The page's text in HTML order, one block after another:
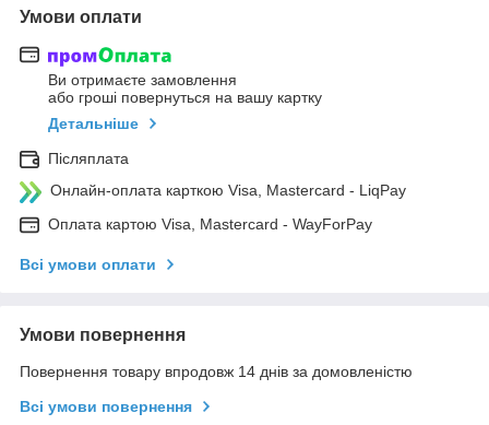
Умови оплати
Ви отримаєте замовлення
або гроші повернуться на вашу картку
Детальніше
Післяплата
Онлайн-оплата карткою Visa, Mastercard - LiqPay
Оплата картою Visa, Mastercard - WayForPay
Всі умови оплати
Умови повернення
Повернення товару впродовж 14 днів за домовленістю
Всі умови повернення